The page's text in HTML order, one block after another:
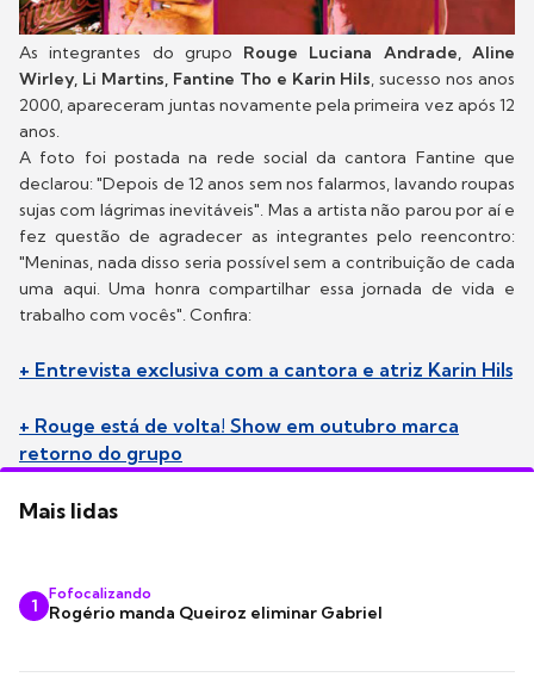
As integrantes do grupo Rouge Luciana Andrade, Aline
Wirley, Li Martins, Fantine Tho e Karin Hils, sucesso nos anos
2000, apareceram juntas novamente pela primeira vez após 12
anos.
A foto foi postada na rede social da cantora Fantine que
declarou: "Depois de 12 anos sem nos falarmos, lavando roupas
sujas com lágrimas inevitáveis". Mas a artista não parou por aí e
fez questão de agradecer as integrantes pelo reencontro:
"Meninas, nada disso seria possível sem a contribuição de cada
uma aqui. Uma honra compartilhar essa jornada de vida e
trabalho com vocês". Confira:
+ Entrevista exclusiva com a cantora e atriz Karin Hils
+ Rouge está de volta! Show em outubro marca
retorno do grupo
Mais lidas
1
Fofocalizando
Rogério manda Queiroz eliminar Gabriel